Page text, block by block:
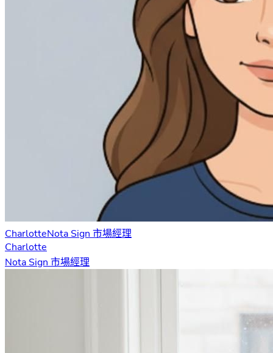
CharlotteNota Sign 市場經理
Charlotte
Nota Sign 市場經理